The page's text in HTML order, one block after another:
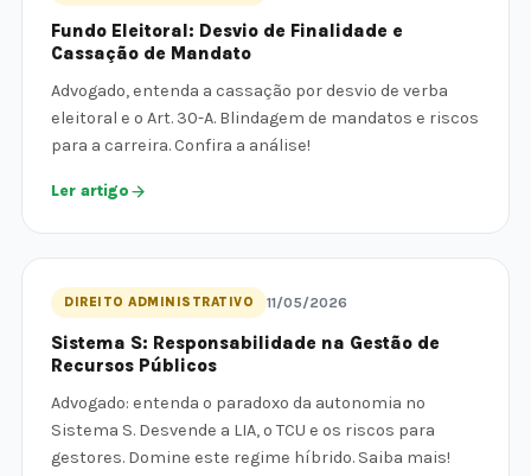
Fundo Eleitoral: Desvio de Finalidade e
Cassação de Mandato
Advogado, entenda a cassação por desvio de verba
eleitoral e o Art. 30-A. Blindagem de mandatos e riscos
para a carreira. Confira a análise!
Ler artigo
DIREITO ADMINISTRATIVO 11/05/2026
Sistema S: Responsabilidade na Gestão de
Recursos Públicos
Advogado: entenda o paradoxo da autonomia no
Sistema S. Desvende a LIA, o TCU e os riscos para
gestores. Domine este regime híbrido. Saiba mais!